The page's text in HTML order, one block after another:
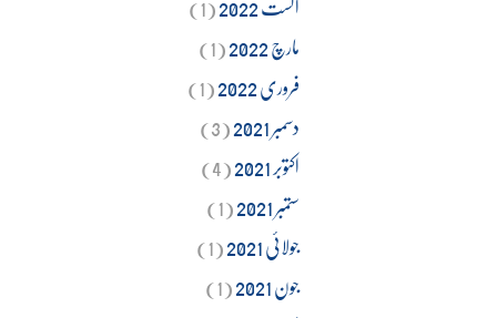
مارچ 2022
(1)
فروری 2022
(1)
دسمبر 2021
(3)
اکتوبر 2021
(4)
ستمبر 2021
(1)
جولائی 2021
(1)
جون 2021
(1)